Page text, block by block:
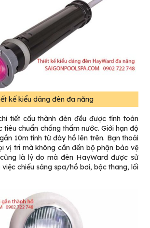
kế kiểu dáng đèn đa năng
tiết cấu thành đèn đều được tính toán
tiêu chuẩn chống thấm nước. Giới hạn độ
10m tính từ đáy hồ lên trên. Bạn thoải
vị trí mà không cần đến bộ phận bảo vệ
là lý do mà đèn HayWard được sử
việc chiếu sáng spa/hồ bơi, bậc thang, lối